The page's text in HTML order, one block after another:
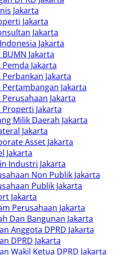
Jakarta
Jakarta
Jakarta
Jakarta
Jakarta
Jakarta
Perbankan Jakarta
Pertambangan Jakarta
Perusahaan Jakarta
Properti Jakarta
Milik Daerah Jakarta
Jakarta
Asset Jakarta
Jakarta
Industri Jakarta
Non Publik Jakarta
Publik Jakarta
Jakarta
Perusahaan Jakarta
Dan Bangunan Jakarta
Anggota DPRD Jakarta
DPRD Jakarta
Wakil Ketua DPRD Jakarta